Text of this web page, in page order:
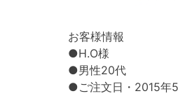
お客様情報
●H.O様
●男性20代
●ご注文日・2015年